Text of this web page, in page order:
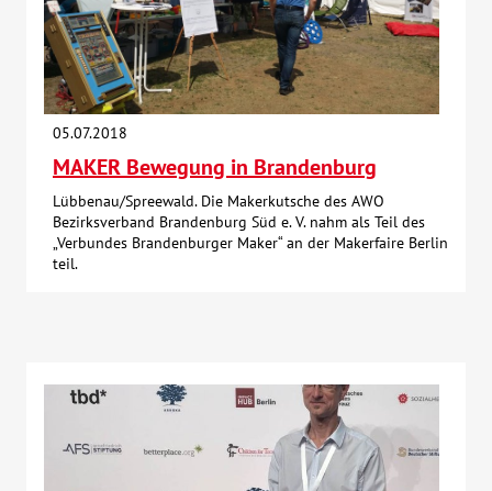
05.07.2018
MAKER Bewegung in Brandenburg
Lübbenau/Spreewald. Die Makerkutsche des AWO
Bezirksverband Brandenburg Süd e. V. nahm als Teil des
„Verbundes Brandenburger Maker“ an der Makerfaire Berlin
teil.